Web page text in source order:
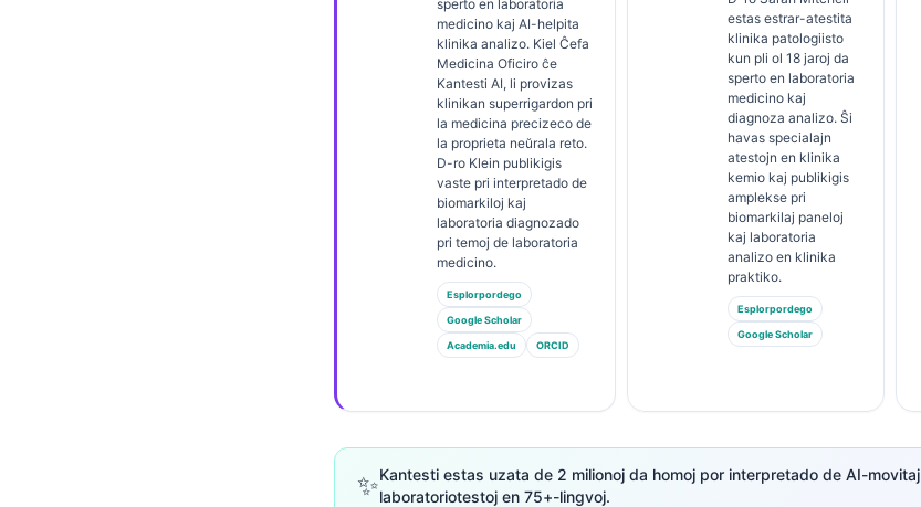
sperto en laboratoria
medicino kaj AI-helpita
klinika analizo. Kiel Ĉefa
Medicina Oficiro ĉe
Kantesti AI, li provizas
klinikan superrigardon pri
la medicina precizeco de
la proprieta neŭrala reto.
D-ro Klein publikigis
vaste pri interpretado de
biomarkiloj kaj
laboratoria diagnozado
pri temoj de laboratoria
medicino.
Esplorpordego
Google Scholar
Academia.edu ORCID
estas estrar-atestita
klinika patologiisto
kun pli ol 18 jaroj da
sperto en laboratoria
medicino kaj
diagnoza analizo. Ŝi
havas specialajn
atestojn en klinika
kemio kaj publikigis
amplekse pri
biomarkilaj paneloj
kaj laboratoria
analizo en klinika
praktiko.
Esplorpordego
Google Scholar
✨Kantesti estas uzata de 2 milionoj da homoj por interpretado de AI-movitaj
laboratoriotestoj en 75+-lingvoj.